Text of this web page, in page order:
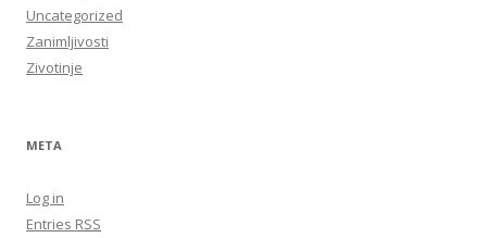
Uncategorized
Zanimljivosti
Zivotinje
META
Log in
Entries RSS